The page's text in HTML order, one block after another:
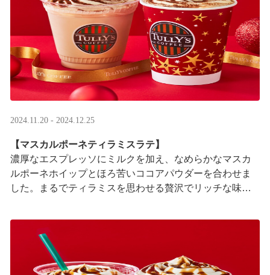
2024.11.20 - 2024.12.25
【マスカルポーネティラミスラテ】
濃厚なエスプレッソにミルクを加え、なめらかなマスカ
ルポーネホイップとほろ苦いココアパウダーを合わせま
した。まるでティラミスを思わせる贅沢でリッチな味わ